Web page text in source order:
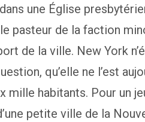
une Église
pasteur de la faction
de la ville. New York
qu’elle ne l’est
mille habitants. Pour un
petite ville de la